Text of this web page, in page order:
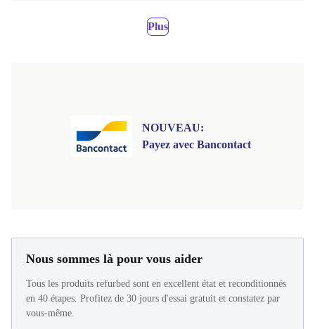
Plus
NOUVEAU:
Payez avec Bancontact
Nous sommes là pour vous aider
Tous les produits refurbed sont en excellent état et reconditionnés
en 40 étapes. Profitez de 30 jours d'essai gratuit et constatez par
vous-même.